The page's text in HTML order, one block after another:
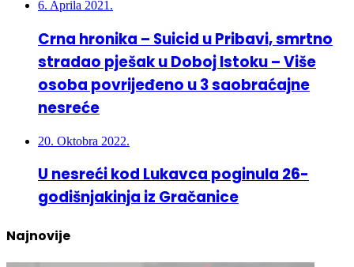
Crna hronika – Suicid u Pribavi, smrtno
stradao pješak u Doboj Istoku – Više
osoba povrijeđeno u 3 saobraćajne
nesreće
20. Oktobra 2022.
U nesreći kod Lukavca poginula 26-
godišnjakinja iz Gračanice
Najnovije